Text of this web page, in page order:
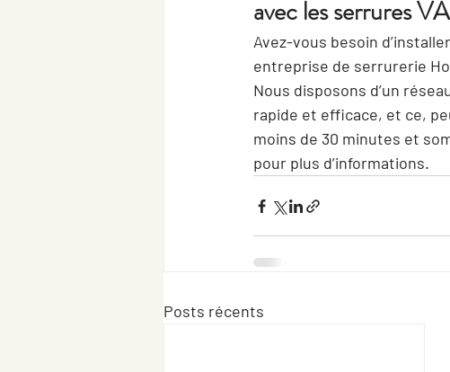
avec les serrures
Avez-vous besoin
entreprise de serrurerie
Nous disposons d’un
rapide et efficace, et ce,
moins de 30 minutes et
pour plus d’informations.
Posts récents